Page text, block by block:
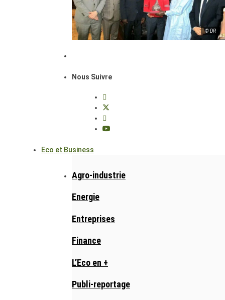
© DR
Nous Suivre
Eco et Business
Agro-industrie
Energie
Entreprises
Finance
L’Eco en +
Publi-reportage